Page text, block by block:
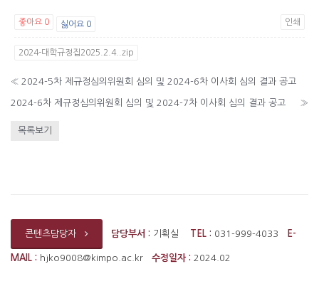
좋아요 0 싫어요 0 인쇄
2024-대학규정집2025.2.4..zip
« 2024-5차 제규정심의위원회 심의 및 2024-6차 이사회 심의 결과 공고
2024-6차 제규정심의위원회 심의 및 2024-7차 이사회 심의 결과 공고 »
목록보기
콘텐츠담당자 담당부서 : 기획실 TEL : 031-999-4033 E-
MAIL : hjko9008@kimpo.ac.kr 수정일자 : 2024.02